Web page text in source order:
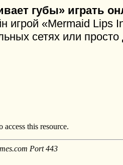
губы» играть
игрой «Mermaid Lips
сетях или просто